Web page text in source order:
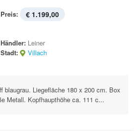
Preis: € 1.199,00
Händler: Leiner
Stadt:
Villach
blaugrau. Liegefläche 180 x 200 cm. Box
Metall. Kopfhaupthöhe ca. 111 c...